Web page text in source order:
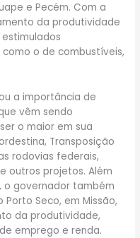
e Pecém. Com a
da produtividade
o de combustíveis,
a importância de
vêm sendo
o maior em sua
Transposição
rodovias federais,
outros projetos. Além
o governador também
Seco, em Missão,
da produtividade,
emprego e renda.